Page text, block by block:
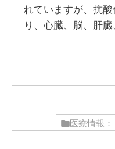
れていますが、抗
り、心臓、脳、肝
医療情報